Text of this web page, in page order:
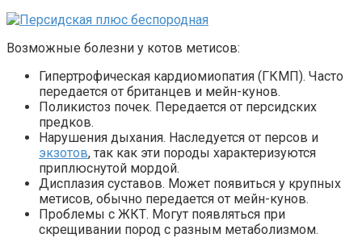
Возможные болезни у котов метисов:
Гипертрофическая кардиомиопатия (ГКМП). Часто
передается от британцев и мейн-кунов.
Поликистоз почек. Передается от персидских
предков.
Нарушения дыхания. Наследуется от персов и
экзотов, так как эти породы характеризуются
приплюснутой мордой.
Дисплазия суставов. Может появиться у крупных
метисов, обычно передается от мейн-кунов.
Проблемы с ЖКТ. Могут появляться при
скрещивании пород с разным метаболизмом.